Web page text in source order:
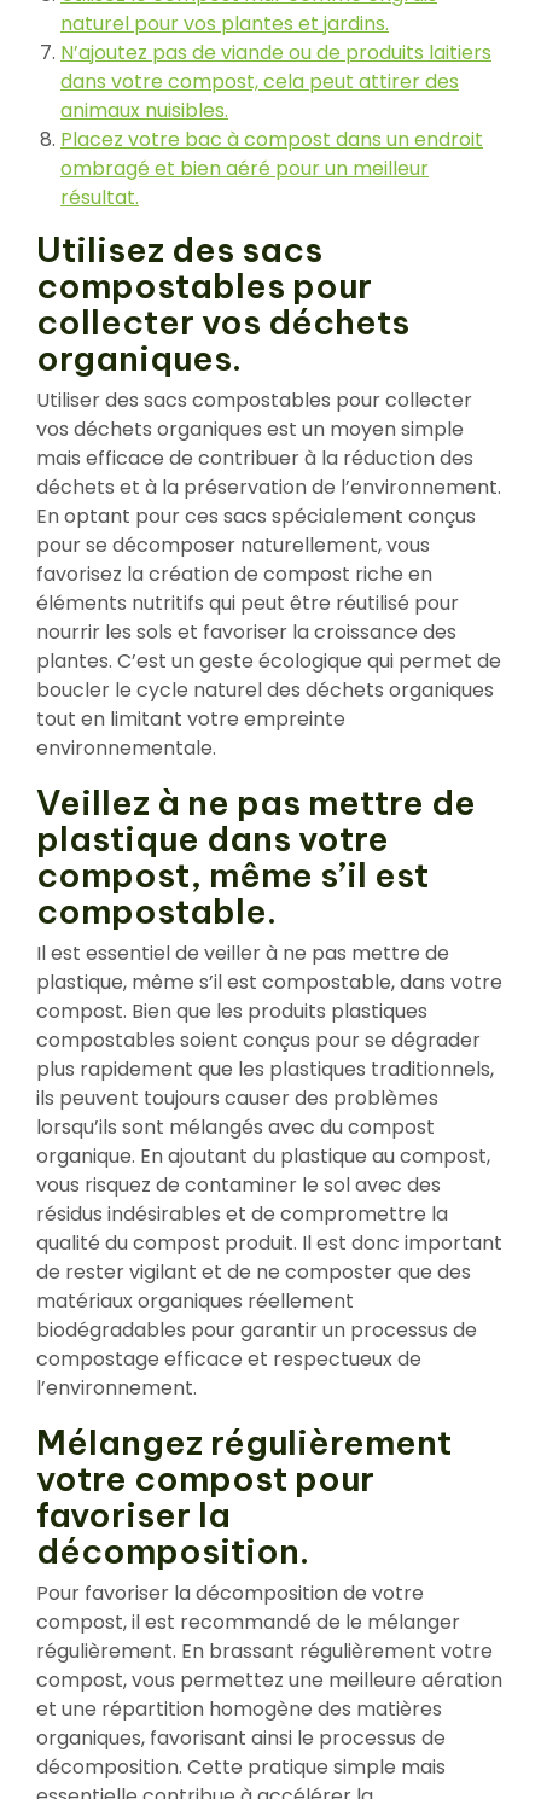
naturel pour vos plantes et jardins.
N’ajoutez pas de viande ou de produits laitiers
dans votre compost, cela peut attirer des
animaux nuisibles.
Placez votre bac à compost dans un endroit
ombragé et bien aéré pour un meilleur
résultat.
Utilisez des sacs
compostables pour
collecter vos déchets
organiques.
Utiliser des sacs compostables pour collecter
vos déchets organiques est un moyen simple
mais efficace de contribuer à la réduction des
déchets et à la préservation de l’environnement.
En optant pour ces sacs spécialement conçus
pour se décomposer naturellement, vous
favorisez la création de compost riche en
éléments nutritifs qui peut être réutilisé pour
nourrir les sols et favoriser la croissance des
plantes. C’est un geste écologique qui permet de
boucler le cycle naturel des déchets organiques
tout en limitant votre empreinte
environnementale.
Veillez à ne pas mettre de
plastique dans votre
compost, même s’il est
compostable.
Il est essentiel de veiller à ne pas mettre de
plastique, même s’il est compostable, dans votre
compost. Bien que les produits plastiques
compostables soient conçus pour se dégrader
plus rapidement que les plastiques traditionnels,
ils peuvent toujours causer des problèmes
lorsqu’ils sont mélangés avec du compost
organique. En ajoutant du plastique au compost,
vous risquez de contaminer le sol avec des
résidus indésirables et de compromettre la
qualité du compost produit. Il est donc important
de rester vigilant et de ne composter que des
matériaux organiques réellement
biodégradables pour garantir un processus de
compostage efficace et respectueux de
l’environnement.
Mélangez régulièrement
votre compost pour
favoriser la
décomposition.
Pour favoriser la décomposition de votre
compost, il est recommandé de le mélanger
régulièrement. En brassant régulièrement votre
compost, vous permettez une meilleure aération
et une répartition homogène des matières
organiques, favorisant ainsi le processus de
décomposition. Cette pratique simple mais